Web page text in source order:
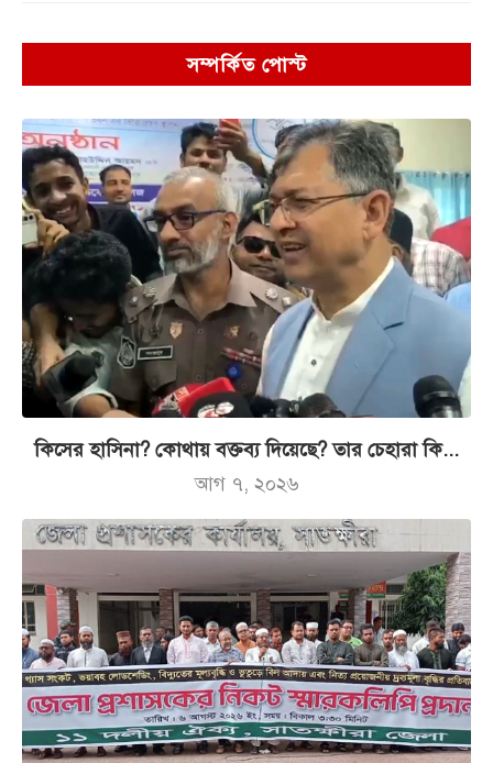
সম্পর্কিত পোস্ট
কিসের হাসিনা? কোথায় বক্তব্য দিয়েছে? তার চেহারা কি...
আগ ৭, ২০২৬